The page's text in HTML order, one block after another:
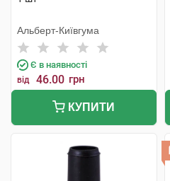
Альберт-Київгума
Є в наявності
від 46.00 грн
КУПИТИ